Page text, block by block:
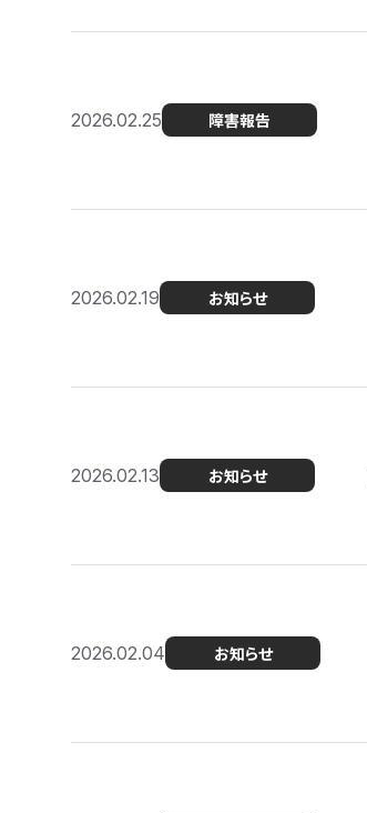
2026.02.25 障害報告
2026.02.19 お知らせ
2026.02.13 お知らせ
2026.02.04 お知らせ